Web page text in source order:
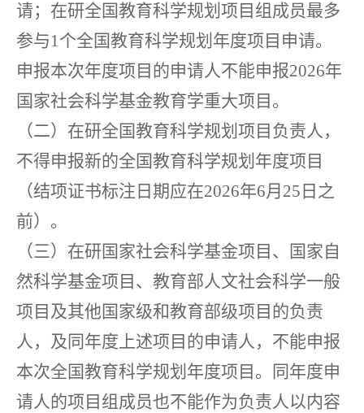
请；在研全国教育科学规划项目组成员最多
参与1个全国教育科学规划年度项目申请。
申报本次年度项目的申请人不能申报2026年
国家社会科学基金教育学重大项目。
（二）在研全国教育科学规划项目负责人，
不得申报新的全国教育科学规划年度项目
（结项证书标注日期应在2026年6月25日之
前）。
（三）在研国家社会科学基金项目、国家自
然科学基金项目、教育部人文社会科学一般
项目及其他国家级和教育部级项目的负责
人，及同年度上述项目的申请人，不能申报
本次全国教育科学规划年度项目。同年度申
请人的项目组成员也不能作为负责人以内容